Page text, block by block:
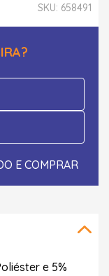
SKU: 658491
E COMPRAR
e 5%